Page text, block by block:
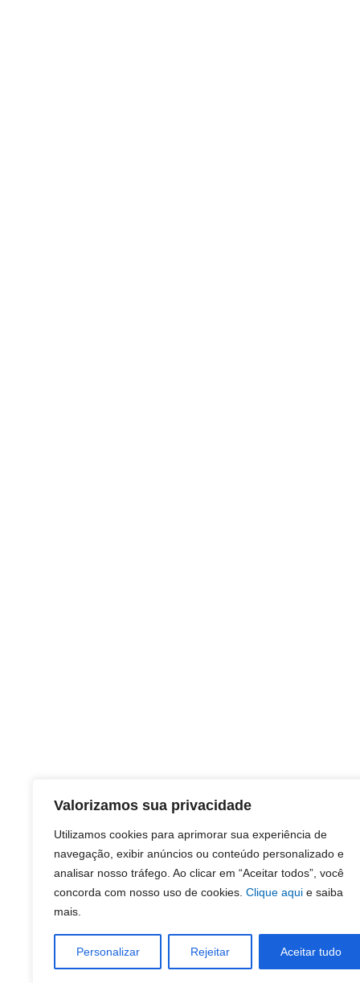
Valorizamos sua privacidade
Utilizamos cookies para aprimorar sua experiência de
navegação, exibir anúncios ou conteúdo personalizado e
analisar nosso tráfego. Ao clicar em “Aceitar todos”, você
concorda com nosso uso de cookies. Clique aqui e saiba
mais.
Personalizar Rejeitar Aceitar tudo